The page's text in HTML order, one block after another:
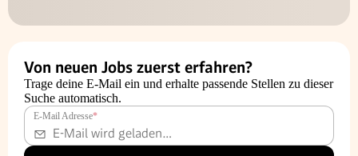
Von neuen Jobs zuerst erfahren?
Trage deine E-Mail ein und erhalte passende Stellen zu dieser
Suche automatisch.
E-Mail Adresse*